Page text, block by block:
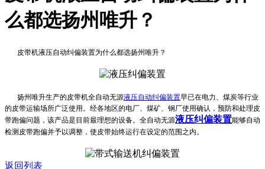
么都选扬州唯升？
皮带机液压自动纠偏装置为什么都选扬州唯升？
扬州唯升生产的皮带机全自动无源液压自动纠偏装置早已在电力、煤炭等行业
的皮带运输场所广泛使用。经各地区的电厂、煤矿、钢厂使用确认，预防和处理皮
带跑偏问题，该产品是目前最理想的设备。全自动无源液压纠偏装置能够自动
检测皮带跑偏并予以调整，使皮带始终运行在设定的范围之内。
返回列表